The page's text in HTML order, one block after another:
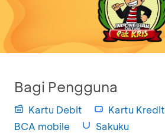
Bagi Pengguna
Kartu Debit Kartu Kredit
BCA mobile
Sakuku